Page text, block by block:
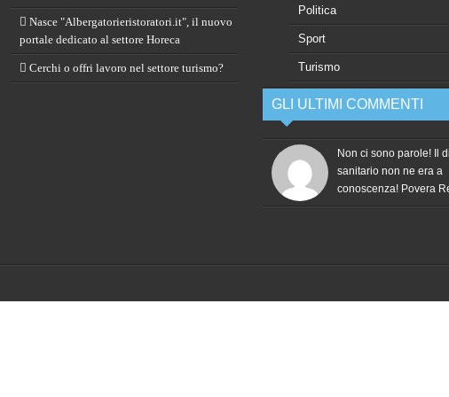
Nasce "Albergatorieristoratori.it", il nuovo
portale dedicato al settore Horeca
Cerchi o offri lavoro nel settore turismo?
Politica
Sport
Turismo
GLI ULTIMI COMMENTI
Non ci sono parole! Il
sanitario non ne era a
conoscenza! Povera